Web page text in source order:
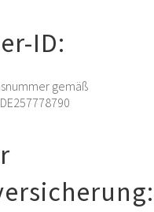
ID:
gemäß